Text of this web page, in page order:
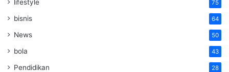
lifestyle 75
bisnis 64
News 50
bola 43
Pendidikan 28